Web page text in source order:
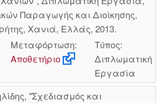
Παραγωγής και Διοίκησης,
Χανιά, Ελλάς, 2013.
Μεταφόρτωση:
Αποθετήριο
Τύπος:
Διπλωματική
Εργασία
"Σχεδιασμός και